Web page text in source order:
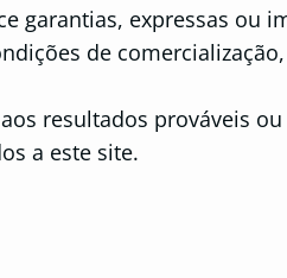
garantias, expressas ou
de
resultados prováveis
a este site.